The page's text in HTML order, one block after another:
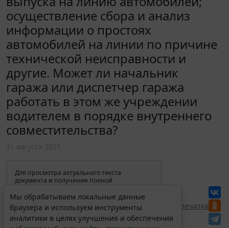
осуществление сбора и анализ
информации о простоях
автомобилей на линии по причине
технической неисправности и
другие. Может ли начальник
гаража или диспетчер гаража
работать в этом же учреждении
водителем в порядке внутреннего
совместительства?
Для просмотра актуального текста
документа и получения полной
изменениях и порядке применения
документа, воспользуйтесь поиском в
Интернет-версии системы ГАРАНТ:
Перепечатка
Мы обрабатываем локальные данные
браузера и используем инструменты
аналитики в целях улучшения и обеспечения